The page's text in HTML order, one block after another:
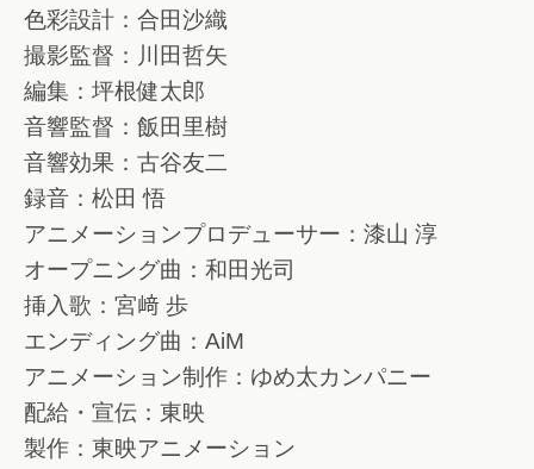
色彩設計：合田沙織
撮影監督：川田哲矢
編集：坪根健太郎
音響監督：飯田里樹
音響効果：古谷友二
録音：松田 悟
アニメーションプロデューサー：漆山 淳
オープニング曲：和田光司
挿入歌：宮﨑 歩
エンディング曲：AiM
アニメーション制作：ゆめ太カンパニー
配給・宣伝：東映
製作：東映アニメーション